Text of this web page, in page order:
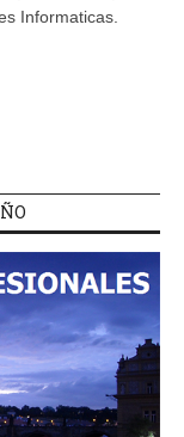
Informaticas.